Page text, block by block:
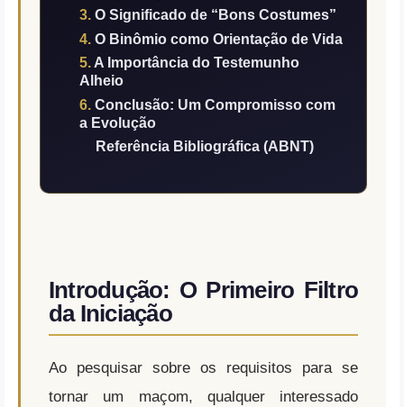
O Significado de “Bons Costumes”
O Binômio como Orientação de Vida
A Importância do Testemunho
Alheio
Conclusão: Um Compromisso com
a Evolução
Referência Bibliográfica (ABNT)
Introdução: O Primeiro Filtro
da Iniciação
Ao pesquisar sobre os requisitos para se
tornar um maçom, qualquer interessado